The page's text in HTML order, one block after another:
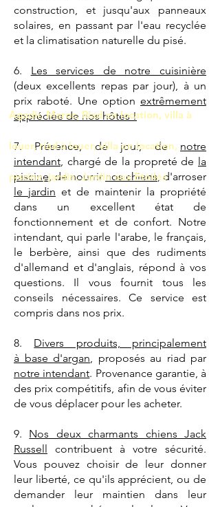
construction, et jusqu'aux panneaux
solaires, en passant par l'eau recyclée
et la climatisation naturelle du pisé.
6. Les services de notre cuisinière
(deux excellents repas par jour), à un
prix raboté. Une option extrêmement
appréciée de nos hôtes !
7. Présence, de jour, de notre
intendant, chargé de la propreté de la
piscine, de nourrirnos chiens, d'arroser
le jardin et de maintenir la propriété
dans un excellent état de
fonctionnement et de confort. Notre
intendant, qui parle l'arabe, le français,
le berbère, ainsi que des rudiments
d'allemand et d'anglais, répond à vos
questions. Il vous fournit tous les
conseils nécessaires. Ce service est
compris dans nos prix.
8. Divers produits, principalement
à base d'argan, proposés au riad par
notre intendant. Provenance garantie, à
des prix compétitifs, afin de vous éviter
de vous déplacer pour les acheter.
9. Nos deux charmants chiens Jack
Russell contribuent à votre sécurité.
Vous pouvez choisir de leur donner
leur liberté, ce qu'ils apprécient, ou de
demander leur maintien dans leur
Agadir, Maroc, Riad en location, villa à
louer, riad à louer, villa en location,
piscine, jardin, Jardin aux Etoiles